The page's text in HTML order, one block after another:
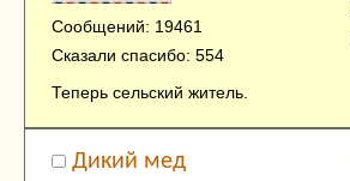
Сообщений: 19461
Сказали спасибо: 554
Теперь сельский житель.
Дикий мед